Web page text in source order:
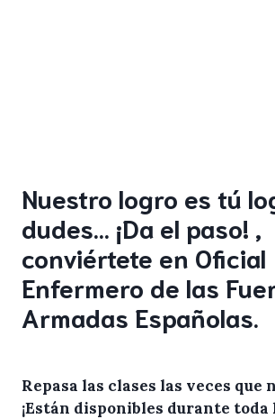
Nuestro logro es tú
dudes… ¡Da el paso! ,
conviértete en Oficial
Enfermero de las
Armadas Españolas.
Repasa las clases las veces que
¡Están disponibles durante